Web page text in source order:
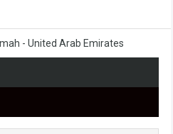
- United Arab Emirates